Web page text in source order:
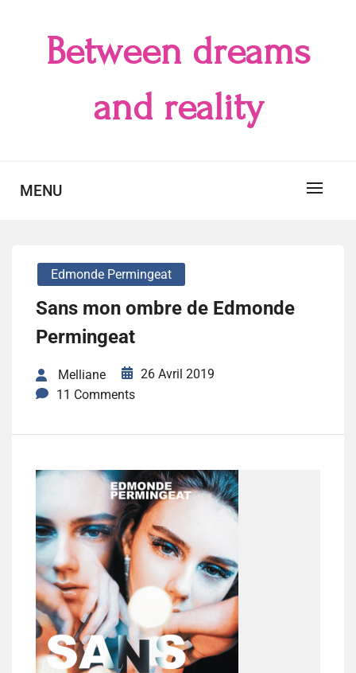
Between dreams
and reality
MENU
Edmonde Permingeat
Sans mon ombre de Edmonde
Permingeat
Melliane
26 Avril 2019
11 Comments